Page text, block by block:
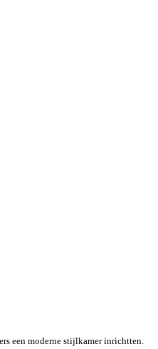
een moderne stijlkamer inrichtten.